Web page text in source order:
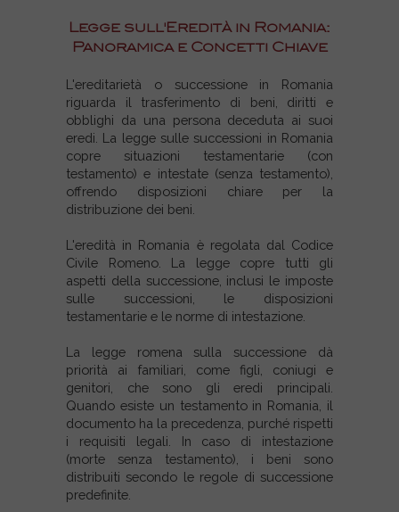
Legge sull'Eredità in Romania:
Panoramica e Concetti Chiave
L'ereditarietà o successione in Romania
riguarda il trasferimento di beni, diritti e
obblighi da una persona deceduta ai suoi
eredi. La legge sulle successioni in Romania
copre situazioni testamentarie (con
testamento) e intestate (senza testamento),
offrendo disposizioni chiare per la
distribuzione dei beni.
L'eredità in Romania è regolata dal Codice
Civile Romeno. La legge copre tutti gli
aspetti della successione, inclusi le imposte
sulle successioni, le disposizioni
testamentarie e le norme di intestazione.
La legge romena sulla successione dà
priorità ai familiari, come figli, coniugi e
genitori, che sono gli eredi principali.
Quando esiste un testamento in Romania, il
documento ha la precedenza, purché rispetti
i requisiti legali. In caso di intestazione
(morte senza testamento), i beni sono
distribuiti secondo le regole di successione
predefinite.